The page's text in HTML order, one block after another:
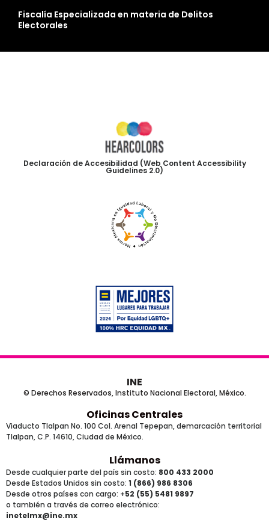
Fiscalía Especializada en materia de Delitos
Electorales
Declaración de Accesibilidad (Web Content Accessibility
Guidelines 2.0)
INE
© Derechos Reservados, Instituto Nacional Electoral, México.
Oficinas Centrales
Viaducto Tlalpan No. 100 Col. Arenal Tepepan, demarcación territorial
Tlalpan, C.P. 14610, Ciudad de México.
Llámanos
Desde cualquier parte del país sin costo: 800 433 2000
Desde Estados Unidos sin costo: 1 (866) 986 8306
Desde otros países con cargo: +52 (55) 5481 9897
o también a través de correo electrónico:
inetelmx@ine.mx